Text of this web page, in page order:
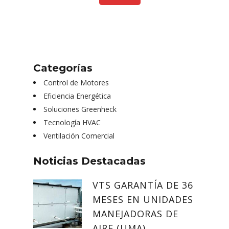
Categorías
Control de Motores
Eficiencia Energética
Soluciones Greenheck
Tecnología HVAC
Ventilación Comercial
Noticias Destacadas
VTS GARANTÍA DE 36
MESES EN UNIDADES
MANEJADORAS DE